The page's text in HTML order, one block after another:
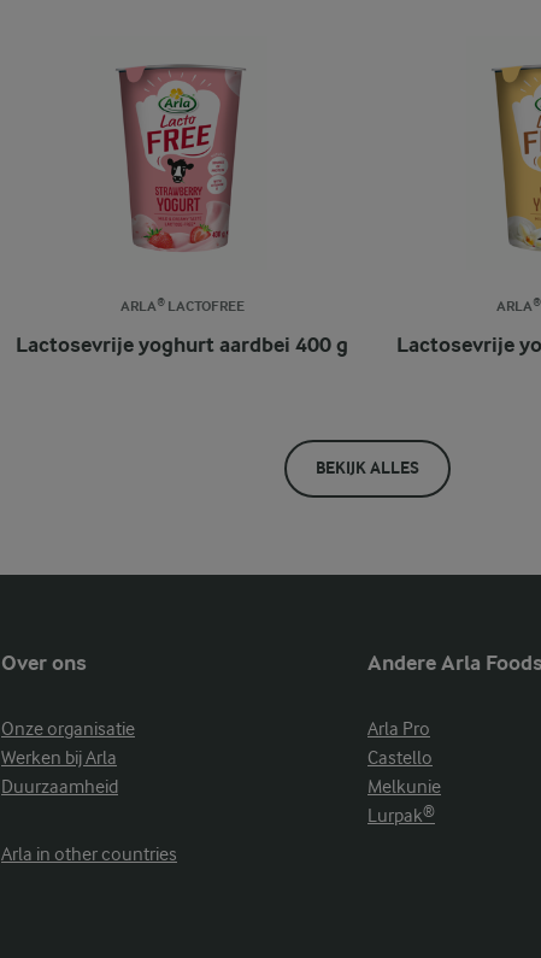
ARLA® LACTOFREE
Lactosevrije yoghurt aardbei 400 g Lactosevrije
BEKIJK ALLES
Over ons
Onze organisatie
Werken bij Arla
Duurzaamheid
Arla in other countries
Andere Arla
Arla Pro
Castello
Melkunie
Lurpak®